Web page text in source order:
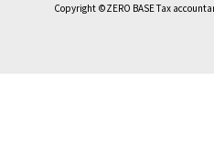
Copyright ©ZERO BASE Tax